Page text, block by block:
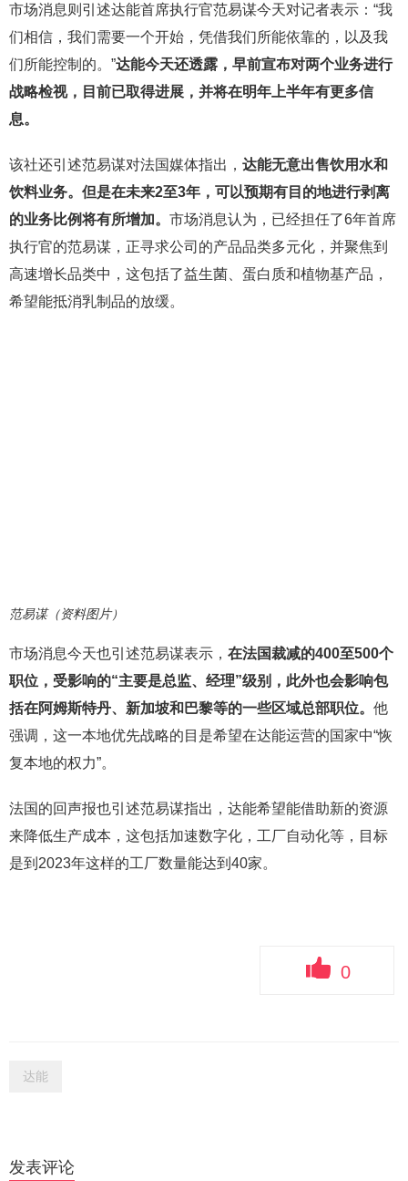
市场消息则引述达能首席执行官范易谋今天对记者表示：“我
们相信，我们需要一个开始，凭借我们所能依靠的，以及我
们所能控制的。”达能今天还透露，早前宣布对两个业务进行
战略检视，目前已取得进展，并将在明年上半年有更多信
息。
该社还引述范易谋对法国媒体指出， 达能无意出售饮用水和
饮料业务。但是在未来2至3年，可以预期有目的地进行剥离
的业务比例将有所增加。 市场消息认为，已经担任了6年首席
执行官的范易谋，正寻求公司的产品品类多元化，并聚焦到
高速增长品类中，这包括了益生菌、蛋白质和植物基产品，
希望能抵消乳制品的放缓。
范易谋（资料图片）
市场消息今天也引述范易谋表示， 在法国裁减的400至500个
职位，受影响的“主要是总监、经理”级别，此外也会影响包
括在阿姆斯特丹、新加坡和巴黎等的一些区域总部职位。 他
强调，这一本地优先战略的目是希望在达能运营的国家中“恢
复本地的权力”。
法国的回声报也引述范易谋指出，达能希望能借助新的资源
来降低生产成本，这包括加速数字化，工厂自动化等，目标
是到2023年这样的工厂数量能达到40家。
0
达能
发表评论